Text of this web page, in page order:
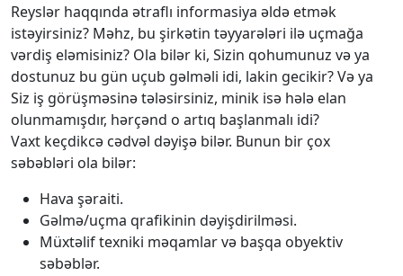
Reyslər haqqında ətraflı informasiya əldə etmək
istəyirsiniz? Məhz, bu şirkətin təyyarələri ilə uçmağa
vərdiş eləmisiniz? Ola bilər ki, Sizin qohumunuz və ya
dostunuz bu gün uçub gəlməli idi, lakin gecikir? Və ya
Siz iş görüşməsinə tələsirsiniz, minik isə hələ elan
olunmamışdır, hərçənd o artıq başlanmalı idi?
Vaxt keçdikcə cədvəl dəyişə bilər. Bunun bir çox
səbəbləri ola bilər:
Hava şəraiti.
Gəlmə/uçma qrafikinin dəyişdirilməsi.
Müxtəlif texniki məqamlar və başqa obyektiv
səbəblər.